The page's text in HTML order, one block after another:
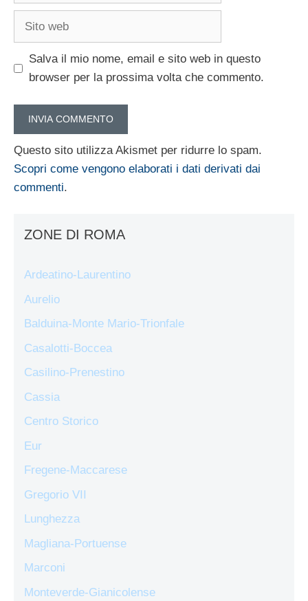
Sito
Salva il mio nome, email e sito web in questo
browser per la prossima volta che commento.
Questo sito utilizza Akismet per ridurre lo spam.
Scopri come vengono elaborati i dati derivati dai
commenti.
ZONE DI ROMA
Ardeatino-Laurentino
Aurelio
Balduina-Monte Mario-Trionfale
Casalotti-Boccea
Casilino-Prenestino
Cassia
Centro Storico
Eur
Fregene-Maccarese
Gregorio VII
Lunghezza
Magliana-Portuense
Marconi
Monteverde-Gianicolense